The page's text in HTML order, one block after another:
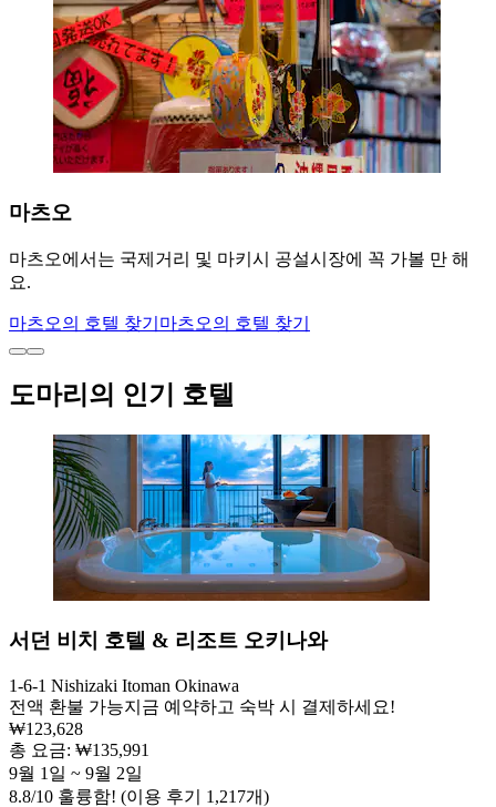
마츠오
마츠오에서는 국제거리 및 마키시 공설시장에 꼭 가볼 만 해
요.
마츠오의 호텔 찾기 마츠오의 호텔 찾기
도마리의 인기 호텔
서던 비치 호텔 & 리조트 오키나와
1-6-1 Nishizaki Itoman Okinawa
전액 환불 가능지금 예약하고 숙박 시 결제하세요!
₩123,628
총 요금: ₩135,991
9월 1일 ~ 9월 2일
8.8/10 훌륭함! (이용 후기 1,217개)